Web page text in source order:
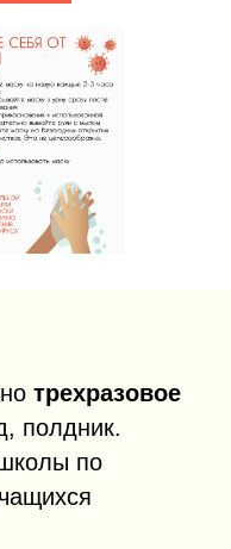
трехразовое
полдник.
по